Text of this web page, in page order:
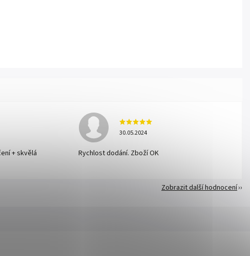
+ skvělá
30.05.2024
Rychlost dodání. Zboží OK
Zobrazit další hodnocení